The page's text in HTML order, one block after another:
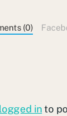
(0)
logged in to